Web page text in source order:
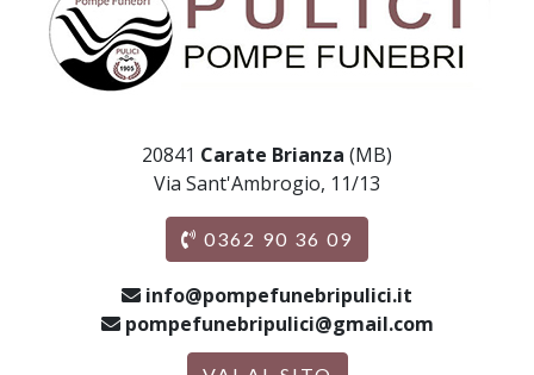
20841 Carate Brianza (MB)
Via Sant'Ambrogio, 11/13
0362 90 36 09
info@pompefunebripulici.it
pompefunebripulici@gmail.com